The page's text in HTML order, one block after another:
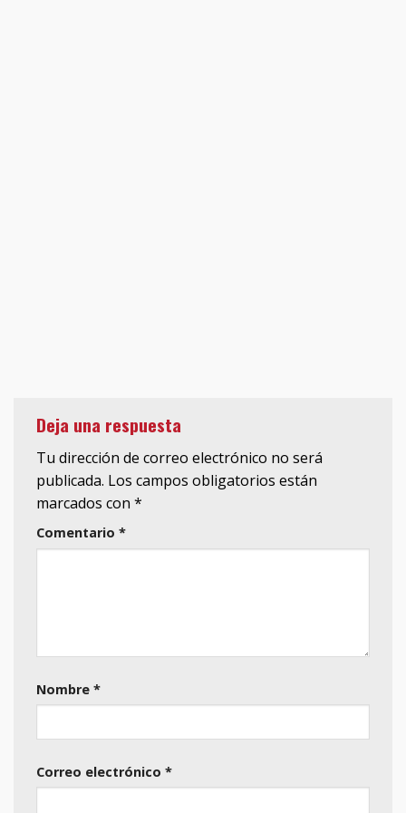
Deja una respuesta
Tu dirección de correo electrónico no será
publicada. Los campos obligatorios están
marcados con *
Comentario *
Nombre *
Correo electrónico *